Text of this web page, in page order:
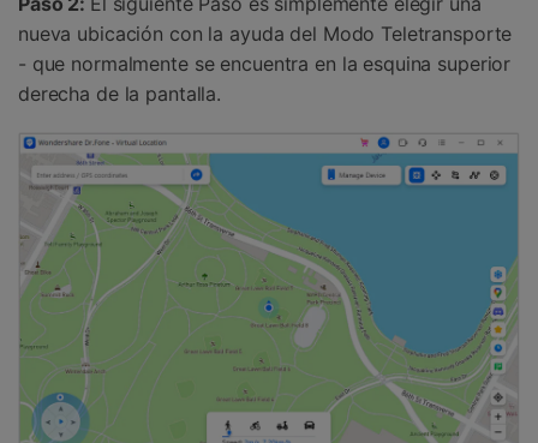
nueva ubicación con la ayuda del Modo Teletransporte
- que normalmente se encuentra en la esquina superior
derecha de la pantalla.